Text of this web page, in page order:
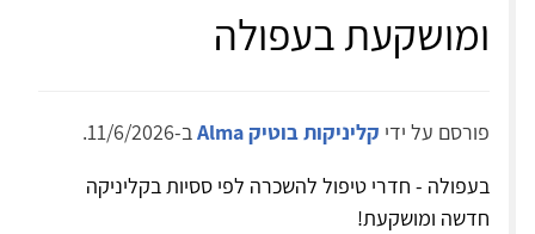
ומושקעת בעפולה
פורסם על ידי קליניקות בוטיק Alma
ב-11/6/2026.
בעפולה - חדרי טיפול להשכרה לפי ססיות בקליניקה
חדשה ומושקעת!